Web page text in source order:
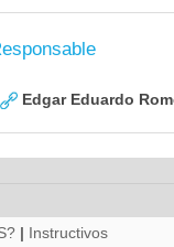
Edgar Eduardo
| Instructivos